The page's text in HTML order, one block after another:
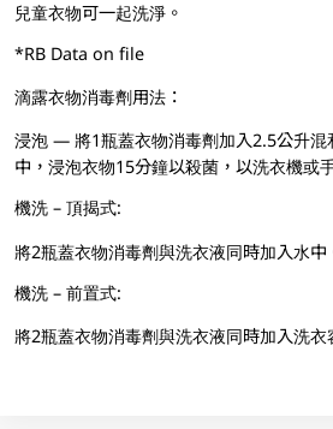
兒童衣物可一起洗淨。
*RB Data on file
滴露衣物消毒劑用法：
浸泡 — 將1瓶蓋衣物消毒劑加入2.5公升混
中，浸泡衣物15分鐘以殺菌，以洗衣機或
機洗 – 頂揭式:
將2瓶蓋衣物消毒劑與洗衣液同時加入水中
機洗 – 前置式:
將2瓶蓋衣物消毒劑與洗衣液同時加入洗衣